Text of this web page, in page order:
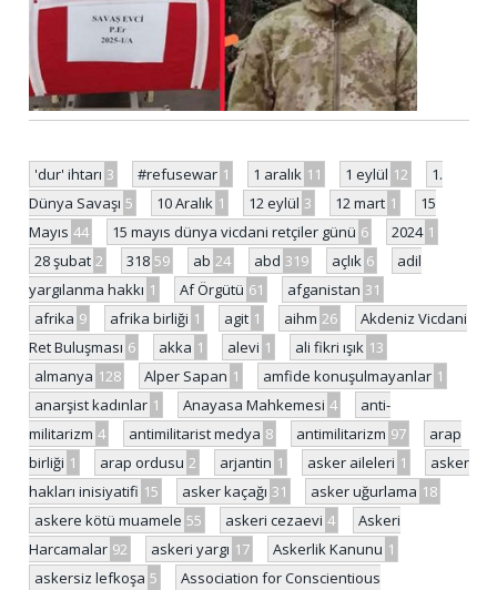
'dur' ihtarı 3 #refusewar 1 1 aralık 11 1 eylül 12
1.
Dünya Savaşı 5 10 Aralık 1 12 eylül 3 12 mart 1
15
Mayıs 44 15 mayıs dünya vicdani retçiler günü 6 2024 1
28 şubat 2 318 59 ab 24 abd 319 açlık 6
adil
yargılanma hakkı 1 Af Örgütü 61 afganistan 31
afrika 9 afrika birliği 1 agit 1 aihm 26
Akdeniz Vicdani
Ret Buluşması 6 akka 1 alevi 1 ali fikri ışık 13
almanya 128 Alper Sapan 1 amfide konuşulmayanlar 1
anarşist kadınlar 1 Anayasa Mahkemesi 4
anti-
militarizm 4 antimilitarist medya 8 antimilitarizm 97
arap
birliği 1 arap ordusu 2 arjantin 1 asker aileleri 1
asker
hakları inisiyatifi 15 asker kaçağı 31 asker uğurlama 18
askere kötü muamele 55 askeri cezaevi 4
Askeri
Harcamalar 92 askeri yargı 17 Askerlik Kanunu 1
askersiz lefkoşa 5
Association for Conscientious